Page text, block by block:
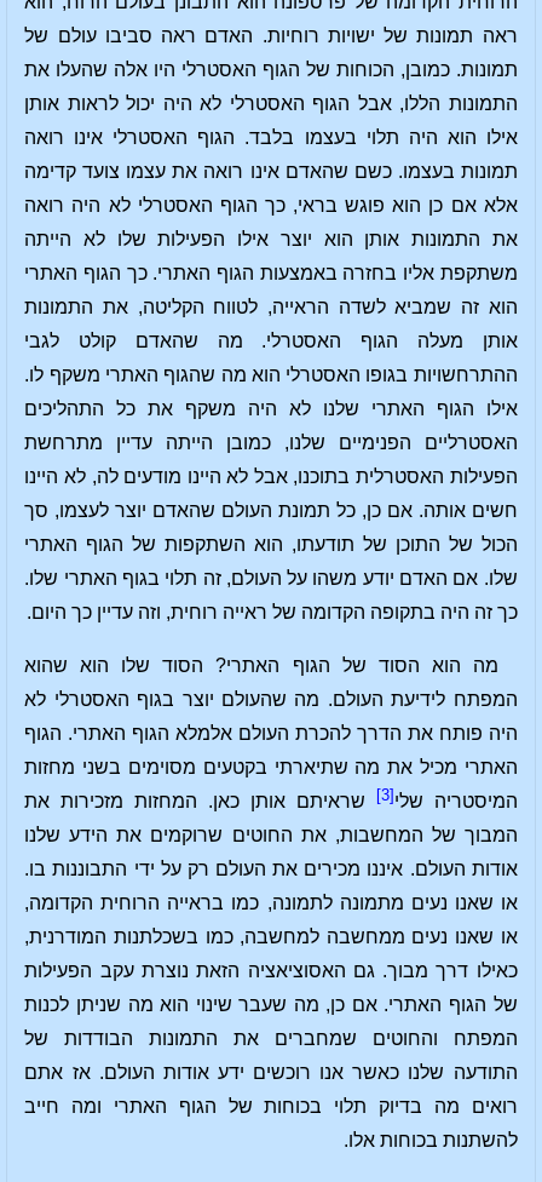
ראה תמונות של ישויות רוחיות. האדם ראה סביבו עולם של
תמונות. כמובן, הכוחות של הגוף האסטרלי היו אלה שהעלו את
התמונות הללו, אבל הגוף האסטרלי לא היה יכול לראות אותן
אילו הוא היה תלוי בעצמו בלבד. הגוף האסטרלי אינו רואה
תמונות בעצמו. כשם שהאדם אינו רואה את עצמו צועד קדימה
אלא אם כן הוא פוגש בראי, כך הגוף האסטרלי לא היה רואה
את התמונות אותן הוא יוצר אילו הפעילות שלו לא הייתה
משתקפת אליו בחזרה באמצעות הגוף האתרי. כך הגוף האתרי
הוא זה שמביא לשדה הראייה, לטווח הקליטה, את התמונות
אותן מעלה הגוף האסטרלי. מה שהאדם קולט לגבי
ההתרחשויות בגופו האסטרלי הוא מה שהגוף האתרי משקף לו.
אילו הגוף האתרי שלנו לא היה משקף את כל התהליכים
האסטרליים הפנימיים שלנו, כמובן הייתה עדיין מתרחשת
הפעילות האסטרלית בתוכנו, אבל לא היינו מודעים לה, לא היינו
חשים אותה. אם כן, כל תמונת העולם שהאדם יוצר לעצמו, סך
הכול של התוכן של תודעתו, הוא השתקפות של הגוף האתרי
שלו. אם האדם יודע משהו על העולם, זה תלוי בגוף האתרי שלו.
כך זה היה בתקופה הקדומה של ראייה רוחית, וזה עדיין כך היום.
מה הוא הסוד של הגוף האתרי? הסוד שלו הוא שהוא
המפתח לידיעת העולם. מה שהעולם יוצר בגוף האסטרלי לא
היה פותח את הדרך להכרת העולם אלמלא הגוף האתרי. הגוף
האתרי מכיל את מה שתיארתי בקטעים מסוימים בשני מחזות
המיסטריה שלי [3]
שראיתם אותן כאן. המחזות מזכירות את
המבוך של המחשבות, את החוטים שרוקמים את הידע שלנו
אודות העולם. איננו מכירים את העולם רק על ידי התבוננות בו.
או שאנו נעים מתמונה לתמונה, כמו בראייה הרוחית הקדומה,
או שאנו נעים ממחשבה למחשבה, כמו בשכלתנות המודרנית,
כאילו דרך מבוך. גם האסוציאציה הזאת נוצרת עקב הפעילות
של הגוף האתרי. אם כן, מה שעבר שינוי הוא מה שניתן לכנות
המפתח והחוטים שמחברים את התמונות הבודדות של
התודעה שלנו כאשר אנו רוכשים ידע אודות העולם. אז אתם
רואים מה בדיוק תלוי בכוחות של הגוף האתרי ומה חייב
להשתנות בכוחות אלו.